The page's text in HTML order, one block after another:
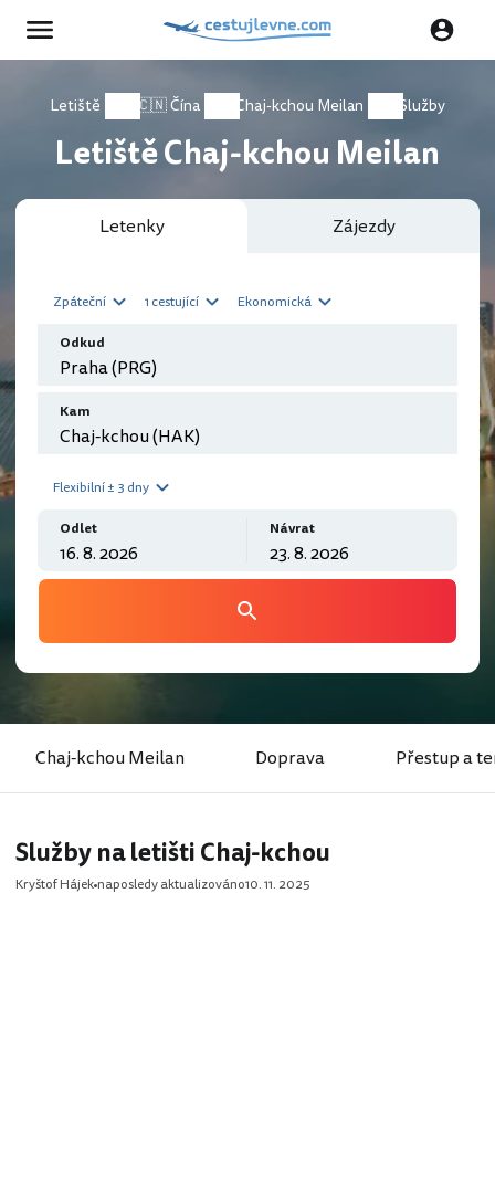
Letiště 🇨🇳 Čína Chaj-kchou Meilan Služby
Letiště Chaj-kchou Meilan
Letenky Zájezdy
Zpáteční 1 cestující Ekonomická
Odkud
Kam
Flexibilní ± 3 dny
Odlet Návrat
Chaj-kchou Meilan Doprava Přestup a
Služby na letišti Chaj-kchou
Kryštof Hájek naposledy aktualizováno10. 11. 2025